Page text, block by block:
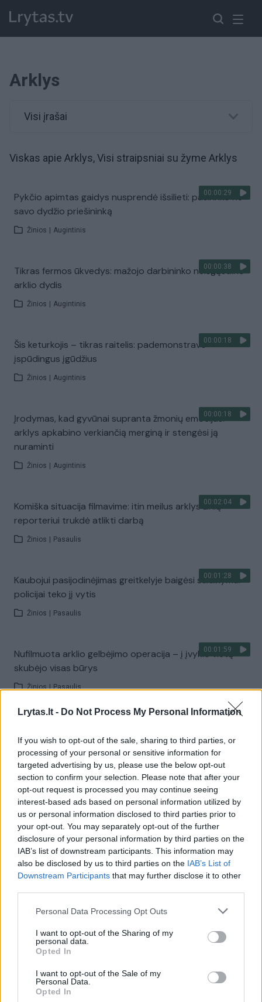
Lrytas.lt - Do Not Process My Personal Information
If you wish to opt-out of the sale, sharing to third parties, or
processing of your personal or sensitive information for
targeted advertising by us, please use the below opt-out
section to confirm your selection. Please note that after your
opt-out request is processed you may continue seeing
interest-based ads based on personal information utilized by
us or personal information disclosed to third parties prior to
your opt-out. You may separately opt-out of the further
disclosure of your personal information by third parties on the
IAB’s list of downstream participants. This information may
also be disclosed by us to third parties on the IAB’s List of
Downstream Participants that may further disclose it to other
Personal Data Processing Opt Outs
I want to opt-out of the Sharing of my
personal data.
Opted In
I want to opt-out of the Sale of my
Personal Data.
Opted In
Arklys
Visi įrašai
Viskas apie Arklys, Visi straipsniai su žyme Arklys
00:00:29
Pykčio apimtas gaidys nusprendė išsilieti: pasirinko ne
savo dydžio priešininką
Žinios Augintinis
00:00:38
Tikras fermos ūkvedys: mažojo darbininko neišgąsdino
arklio dydis
Žinios Augintinis
00:00:18
Šis keturkojis – tikras raitelis: pademonstravo
įspūdingus įgūdžius
Žinios Augintinis
00:00:18
Įrodymas, kad gyvūnai supranta žmonių emocijas:
arklys apkabino verkiančią merginą ir stengėsi ją
nuraminti
Žinios Augintinis
00:02:04
Komiška situacija filmavime: itin meilus arklys žinių
reporteriui trukdė atlikti darbą
Žinios Pasaulis
00:01:28
Kaubojui pasijodinėjimas greitkelyje baigėsi sulaikymu:
policijai teko jį vytis
Žinios Pasaulis
00:01:59
Nufilmuota arklio gelbėjimo operacija – į įvykio vietą
skubėjo visas būrys
Žinios | Pasaulis
privertė juoktis balsu
Žinios Pasaulis
00:01:01
Užfiksavo retą dviejų gyvūnų akistatą – vienas jų buvo
ne juokais įpykęs
Žinios Pasaulis
00:00:29
Rami diena bare tapo it veiksmo filmo scena – visi
Žinios | Pasaulis
00:01:32
Šiaulių rajone neeilinė operacija – gelbėjo arklį